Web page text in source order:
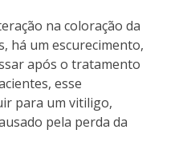
na coloração da
há um escurecimento,
após o tratamento
esse
para um vitiligo,
pela perda da